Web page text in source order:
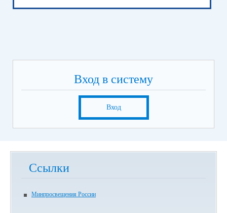
Вход в систему
Вход
Ссылки
Минпросвещения России